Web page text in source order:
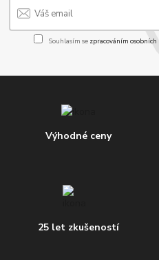
Souhlasím se zpracováním osobních
Výhodné ceny
25 let zkušeností